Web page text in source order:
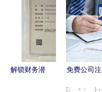
代理记账与
财务税务咨
询全解析
IT168实时
报价及财务
咨询服务发
展趋势分析
解锁财务潜
免费公司注